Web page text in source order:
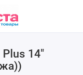
Plus 14"